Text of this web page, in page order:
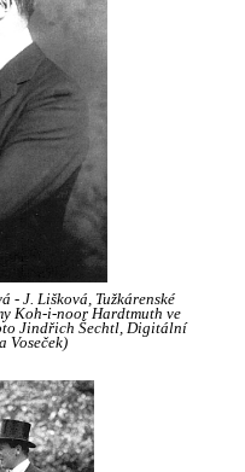
- J. Lišková, Tužkárenské
Koh-i-noor Hardtmuth ve
Jindřich Šechtl, Digitální
Voseček)